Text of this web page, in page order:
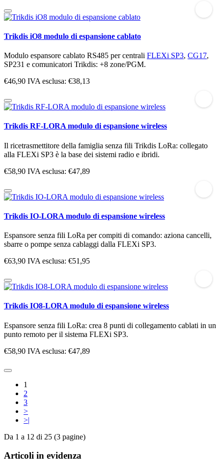
Trikdis iO8 modulo di espansione cablato
Modulo espansore cablato RS485 per centrali FLEXi SP3, CG17,
SP231 e comunicatori Trikdis: +8 zone/PGM.
€46,90 IVA esclusa: €38,13
Trikdis RF-LORA modulo di espansione wireless
Il ricetrasmettitore della famiglia senza fili Trikdis LoRa: collegato
alla FLEXi SP3 è la base dei sistemi radio e ibridi.
€58,90 IVA esclusa: €47,89
Trikdis IO-LORA modulo di espansione wireless
Espansore senza fili LoRa per compiti di comando: aziona cancelli,
sbarre o pompe senza cablaggi dalla FLEXi SP3.
€63,90 IVA esclusa: €51,95
Trikdis IO8-LORA modulo di espansione wireless
Espansore senza fili LoRa: crea 8 punti di collegamento cablati in un
punto remoto per il sistema FLEXi SP3.
€58,90 IVA esclusa: €47,89
1
2
3
>
>|
Da 1 a 12 di 25 (3 pagine)
Articoli in evidenza